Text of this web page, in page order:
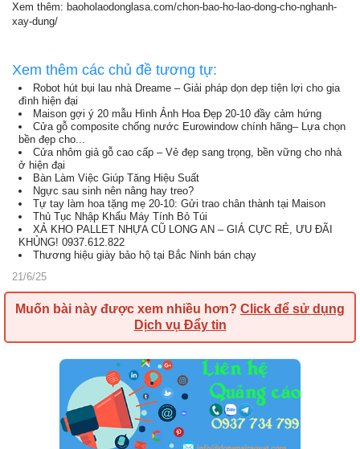
Xem thêm: baoholaodonglasa.com/chon-bao-ho-lao-dong-cho-nghanh-
xay-dung/
Xem thêm các chủ đề tương tự:
Robot hút bụi lau nhà Dreame – Giải pháp dọn dẹp tiện lợi cho gia
đình hiện đại
Maison gợi ý 20 mẫu Hình Ảnh Hoa Đẹp 20-10 đầy cảm hứng
Cửa gỗ composite chống nước Eurowindow chính hãng– Lựa chọn
bền đẹp cho...
Cửa nhôm giả gỗ cao cấp – Vẻ đẹp sang trọng, bền vững cho nhà
ở hiện đại
Bàn Làm Việc Giúp Tăng Hiệu Suất
Ngực sau sinh nên nâng hay treo?
Tự tay làm hoa tặng mẹ 20-10: Gửi trao chân thành tại Maison
Thủ Tục Nhập Khẩu Máy Tính Bỏ Túi
XẢ KHO PALLET NHỰA CŨ LONG AN – GIÁ CỰC RẺ, ƯU ĐÃI
KHỦNG! 0937.612.822
Thương hiệu giày bảo hộ tại Bắc Ninh bán chạy
21/6/25
Muốn bài này được xem nhiều hơn? Click để sử dụng
Dịch vụ Đẩy tin